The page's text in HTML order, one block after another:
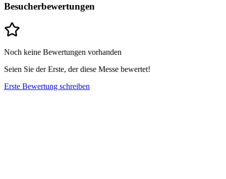
Besucherbewertungen
Noch keine Bewertungen vorhanden
Seien Sie der Erste, der diese Messe bewertet!
Erste Bewertung schreiben